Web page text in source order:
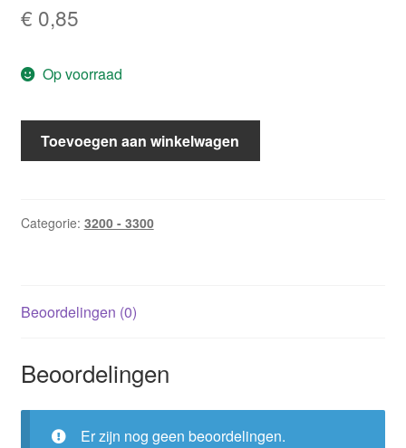
€ 0,85
Op voorraad
Bouquet
3257:
de
Lucas
Toevoegen aan winkelwagen
Categorie: 3200 - 3300
Beoordelingen (0)
Beoordelingen
Er zijn nog geen beoordelingen.